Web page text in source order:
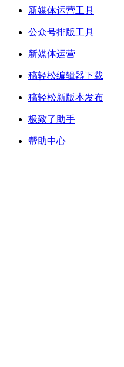
新媒体运营工具
公众号排版工具
新媒体运营
稿轻松编辑器下载
稿轻松新版本发布
极致了助手
帮助中心